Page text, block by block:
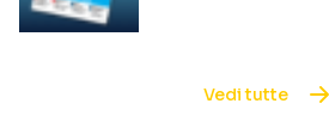
Vedi tutte